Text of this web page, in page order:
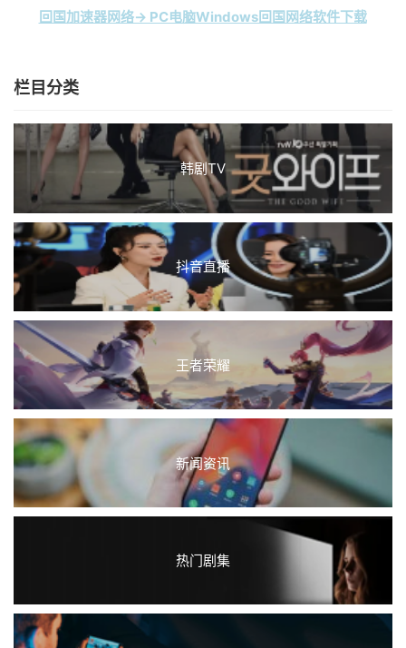
回国加速器网络→ PC电脑Windows回国网络软件下载
栏目分类
韩剧TV
抖音直播
王者荣耀
新闻资讯
热门剧集